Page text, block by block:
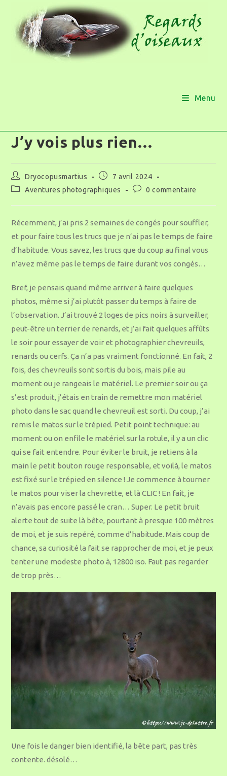
Menu
J’y vois plus rien…
Dryocopusmartius
7 avril 2024
Aventures photographiques
0 commentaire
Récemment, j’ai pris 2 semaines de congés pour souffler,
et pour faire tous les trucs que je n’ai pas le temps de faire
d’habitude. Vous savez, les trucs que du coup au final vous
n’avez même pas le temps de faire durant vos congés…
Bref, je pensais quand même arriver à faire quelques
photos, même si j’ai plutôt passer du temps à faire de
l’observation. J’ai trouvé 2 loges de pics noirs à surveiller,
peut-être un terrier de renards, et j’ai fait quelques affûts
le soir pour essayer de voir et photographier chevreuils,
renards ou cerfs. Ça n’a pas vraiment fonctionné. En fait, 2
fois, des chevreuils sont sortis du bois, mais pile au
moment ou je rangeais le matériel. Le premier soir ou ça
s’est produit, j’étais en train de remettre mon matériel
photo dans le sac quand le chevreuil est sorti. Du coup, j’ai
remis le matos sur le trépied. Petit point technique: au
moment ou on enfile le matériel sur la rotule, il y a un clic
qui se fait entendre. Pour éviter le bruit, je retiens à la
main le petit bouton rouge responsable, et voilà, le matos
est fixé sur le trépied en silence ! Je commence à tourner
le matos pour viser la chevrette, et là CLIC ! En fait, je
n’avais pas encore passé le cran… Super. Le petit bruit
alerte tout de suite là bête, pourtant à presque 100 mètres
de moi, et je suis repéré, comme d’habitude. Mais coup de
chance, sa curiosité la fait se rapprocher de moi, et je peux
tenter une modeste photo à, 12800 iso. Faut pas regarder
de trop près…
Une fois le danger bien identifié, la bête part, pas très
contente. désolé…